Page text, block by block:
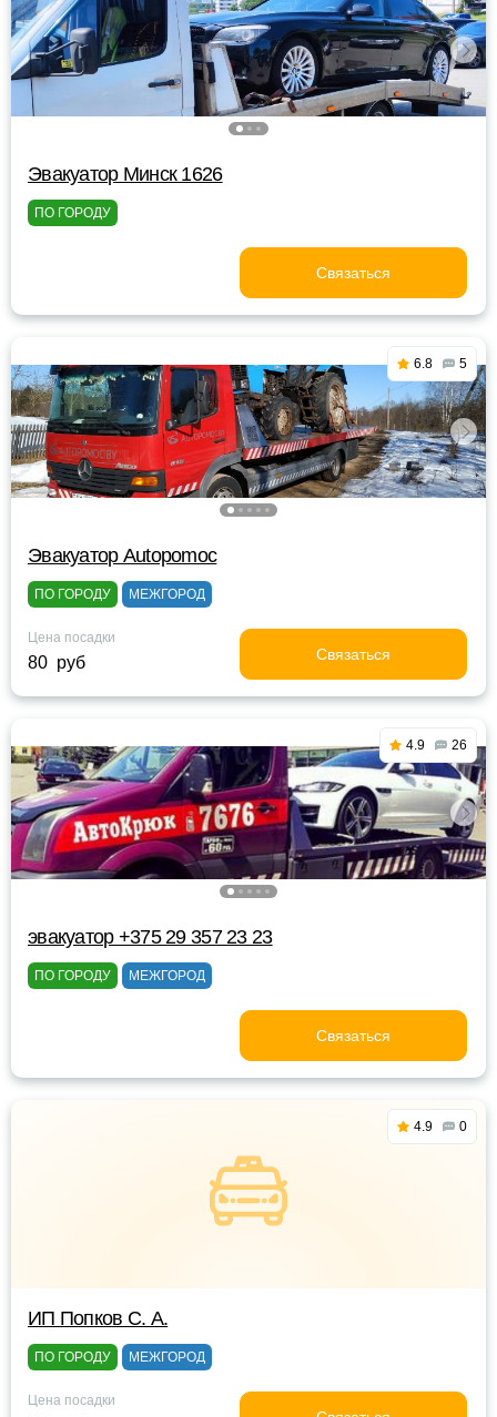
Эвакуатор Минск 1626
ПО ГОРОДУ
Связаться
6.8 5
Эвакуатор Autopomoc
ПО ГОРОДУ МЕЖГОРОД
Цена посадки
80 руб Связаться
4.9 26
эвакуатор +375 29 357 23 23
ПО ГОРОДУ МЕЖГОРОД
Связаться
4.9 0
ИП Попков С. А.
ПО ГОРОДУ МЕЖГОРОД
Цена посадки